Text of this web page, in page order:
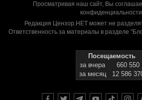
Просматривая наш сайт, Вы
конфиденциальности
Редакция Цензор.НЕТ может не
Ответственность за материалы в разделе
Посещаемость
за вчера
660 550
за месяц
12 586